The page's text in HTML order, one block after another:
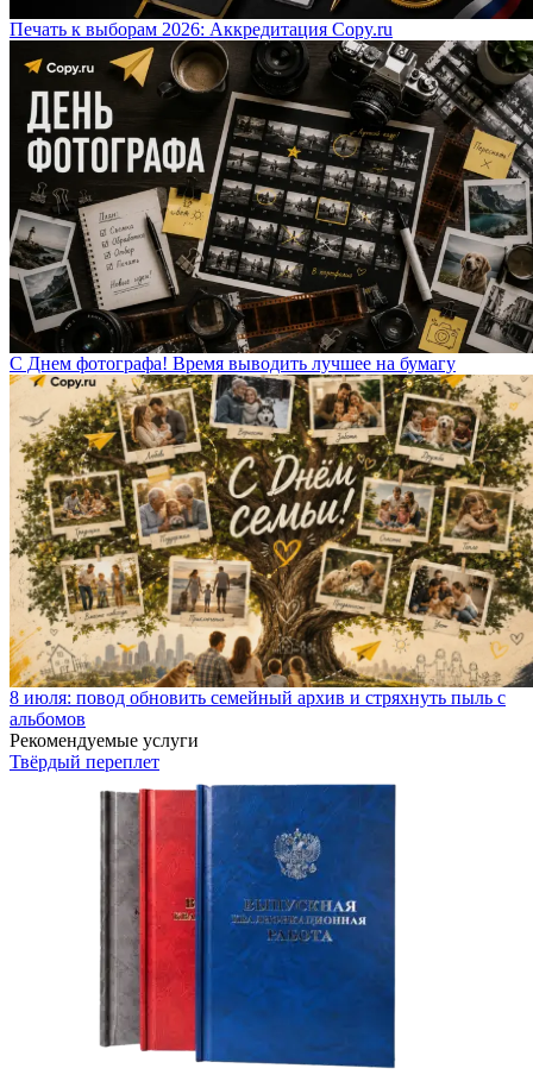
Печать к выборам 2026: Аккредитация Copy.ru
С Днем фотографа! Время выводить лучшее на бумагу
8 июля: повод обновить семейный архив и стряхнуть пыль с
альбомов
Рекомендуемые услуги
Твёрдый переплет